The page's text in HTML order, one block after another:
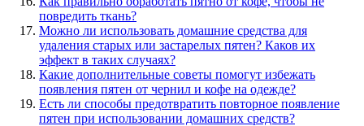
повредить ткань?
Можно ли использовать домашние средства для
удаления старых или застарелых пятен? Каков их
эффект в таких случаях?
Какие дополнительные советы помогут избежать
появления пятен от чернил и кофе на одежде?
Есть ли способы предотвратить повторное появление
пятен при использовании домашних средств?